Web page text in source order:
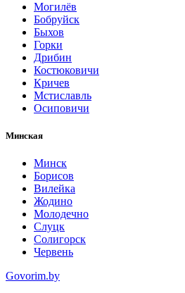
Могилёв
Бобруйск
Быхов
Горки
Дрибин
Костюковичи
Кричев
Мстиславль
Осиповичи
Минская
Минск
Борисов
Вилейка
Жодино
Молодечно
Слуцк
Солигорск
Червень
Govorim.by